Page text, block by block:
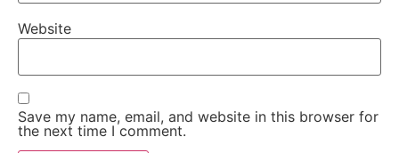
Website
Save my name, email, and website in this browser for
the next time I comment.